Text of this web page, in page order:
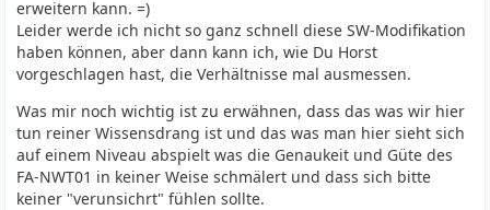
erweitern kann. =)
Leider werde ich nicht so ganz schnell diese SW-Modifikation
haben können, aber dann kann ich, wie Du Horst
vorgeschlagen hast, die Verhältnisse mal ausmessen.
Was mir noch wichtig ist zu erwähnen, dass das was wir hier
tun reiner Wissensdrang ist und das was man hier sieht sich
auf einem Niveau abspielt was die Genaukeit und Güte des
FA-NWT01 in keiner Weise schmälert und dass sich bitte
keiner "verunsichrt" fühlen sollte.